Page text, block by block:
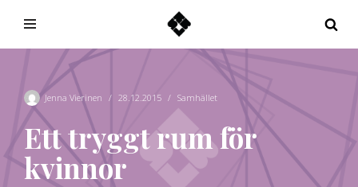
Jenna Vierinen 28.12.2015 Samhället
Ett tryggt rum för
kvinnor